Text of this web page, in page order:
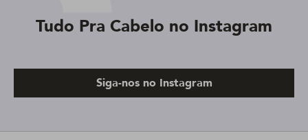
Tudo Pra Cabelo no Instagram
Siga-nos no Instagram